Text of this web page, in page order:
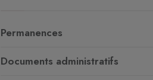
Permanences
Documents administratifs